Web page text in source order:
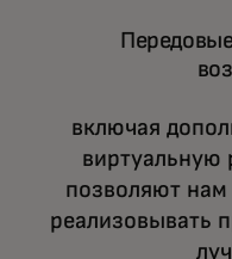
включая
виртуальную
позволяют
реализовывать